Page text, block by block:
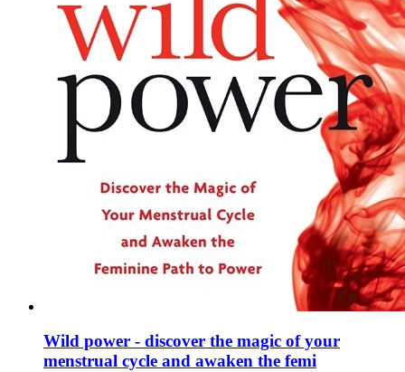
Wild power - discover the magic of your
menstrual cycle and awaken the femi